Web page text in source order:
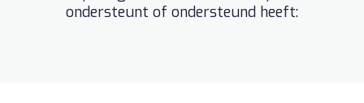
ondersteunt of ondersteund heeft: